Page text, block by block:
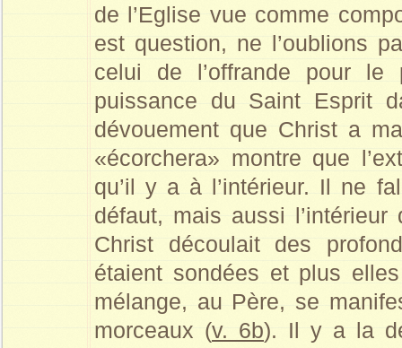
de l’Eglise vue comme
est question, ne l’oublions
celui de l’offrande pour le
puissance du Saint Esprit
dévouement que Christ a
«écorchera» montre que
qu’il y a à l’intérieur. Il ne
défaut, mais aussi
Christ découlait des
étaient sondées et plus
mélange, au Père, se
morceaux (v. 6b). Il y a la